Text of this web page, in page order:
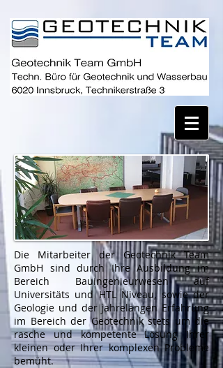
Die Mitarbeiter der Geotechnik Team
GmbH sind durch Ihre Ausbildung im
Bereich Bauingenieurwesen auf
Universitäts und HTL Niveau, sowie der
Geologie und der jahrelangen Erfahrung
im Bereich der Geotechnik stets um die
rasche und kompetente Lösung Ihrer
kleinen oder Ihrer komplexen Probleme
bemüht.